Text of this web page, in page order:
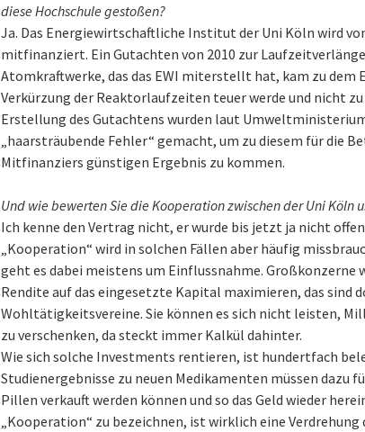
diese Hochschule gestoßen?
Ja. Das Energiewirtschaftliche Institut der Uni Köln wird von
mitfinanziert. Ein Gutachten von 2010 zur
Atomkraftwerke, das das EWI miterstellt hat, kam zu dem
Verkürzung der Reaktorlaufzeiten teuer werde und nicht
Erstellung des Gutachtens wurden laut
„haarsträubende Fehler“ gemacht, um zu diesem für die
Mitfinanziers günstigen Ergebnis zu kommen.
Und wie bewerten Sie die Kooperation zwischen der Uni Köln
Ich kenne den Vertrag nicht, er wurde bis jetzt ja nicht
„Kooperation“ wird in solchen Fällen aber häufig
geht es dabei meistens um Einflussnahme. Großkonzerne
Rendite auf das eingesetzte Kapital maximieren, das sind
Wohltätigkeitsvereine. Sie können es sich nicht leisten,
zu verschenken, da steckt immer Kalkül dahinter.
Wie sich solche Investments rentieren, ist hundertfach
Studienergebnisse zu neuen Medikamenten müssen dazu
Pillen verkauft werden können und so das Geld wieder
„Kooperation“ zu bezeichnen, ist wirklich eine Verdrehung